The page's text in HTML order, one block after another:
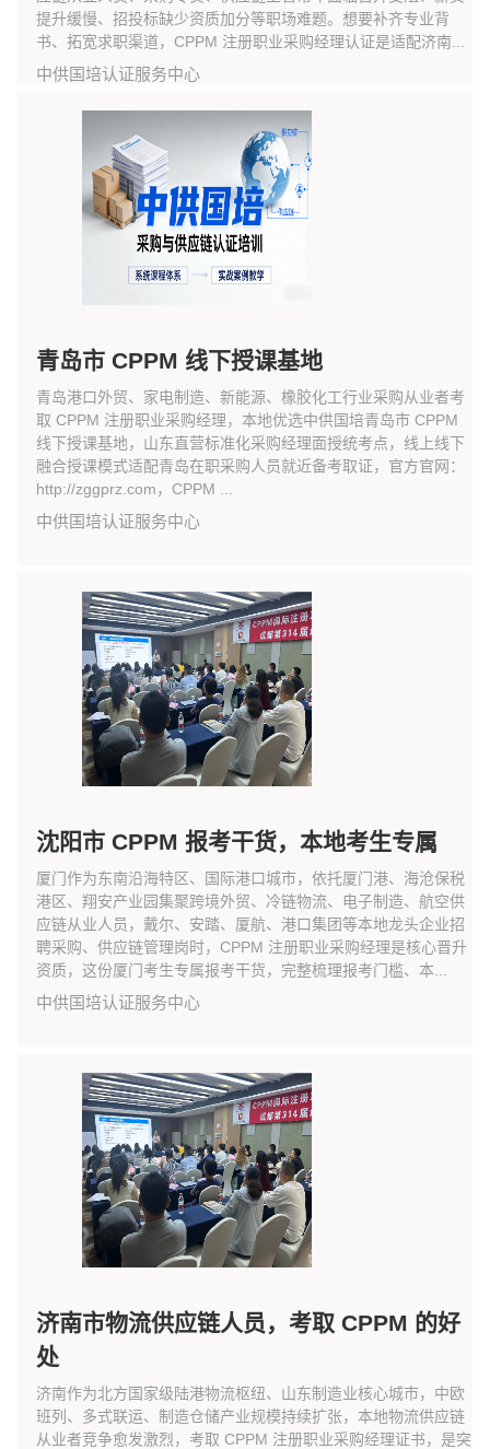
提升缓慢、招投标缺少资质加分等职场难题。想要补齐专业背
书、拓宽求职渠道，CPPM 注册职业采购经理认证是适配济南...
中供国培认证服务中心
青岛市 CPPM 线下授课基地
青岛港口外贸、家电制造、新能源、橡胶化工行业采购从业者考
取 CPPM 注册职业采购经理，本地优选中供国培青岛市 CPPM
线下授课基地，山东直营标准化采购经理面授统考点，线上线下
融合授课模式适配青岛在职采购人员就近备考取证，官方官网：
http://zggprz.com，CPPM ...
中供国培认证服务中心
沈阳市 CPPM 报考干货，本地考生专属
厦门作为东南沿海特区、国际港口城市，依托厦门港、海沧保税
港区、翔安产业园集聚跨境外贸、冷链物流、电子制造、航空供
应链从业人员，戴尔、安踏、厦航、港口集团等本地龙头企业招
聘采购、供应链管理岗时，CPPM 注册职业采购经理是核心晋升
资质，这份厦门考生专属报考干货，完整梳理报考门槛、本...
中供国培认证服务中心
济南市物流供应链人员，考取 CPPM 的好
处
济南作为北方国家级陆港物流枢纽、山东制造业核心城市，中欧
班列、多式联运、制造仓储产业规模持续扩张，本地物流供应链
从业者竞争愈发激烈，考取 CPPM 注册职业采购经理证书，是突